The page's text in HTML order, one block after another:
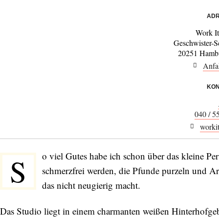
Work
Geschwister-
20251
040 /
S
o viel Gutes habe ich schon über das kleine
schmerzfrei werden, die Pfunde purzeln und
das nicht neugierig macht.
Das Studio liegt in einem charmanten weißen